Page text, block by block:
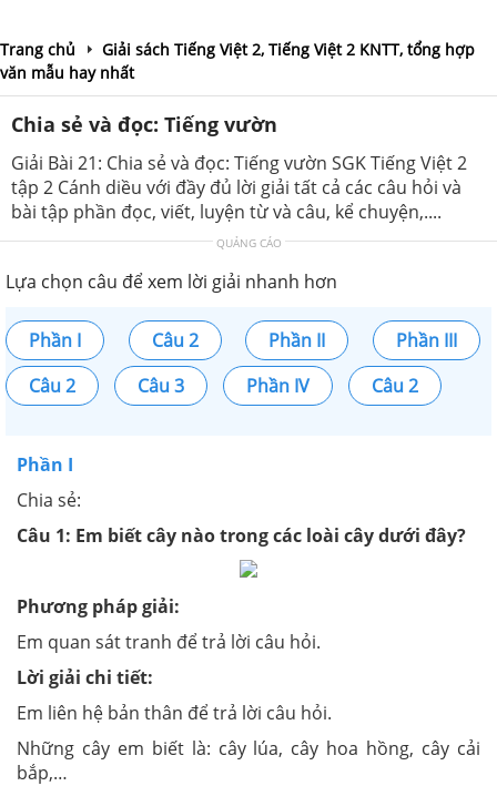
Trang chủ
Giải sách Tiếng Việt 2, Tiếng Việt 2 KNTT, tổng hợp
văn mẫu hay nhất
Chia sẻ và đọc: Tiếng vườn
Giải Bài 21: Chia sẻ và đọc: Tiếng vườn SGK Tiếng Việt 2
tập 2 Cánh diều với đầy đủ lời giải tất cả các câu hỏi và
bài tập phần đọc, viết, luyện từ và câu, kể chuyện,....
QUẢNG CÁO
Lựa chọn câu để xem lời giải nhanh hơn
Phần I Câu 2 Phần II
Phần III
Câu 2
Câu 3 Phần IV Câu 2
Phần I
Chia sẻ:
Câu 1: Em biết cây nào trong các loài cây dưới đây?
Phương pháp giải:
Em quan sát tranh để trả lời câu hỏi.
Lời giải chi tiết:
Em liên hệ bản thân để trả lời câu hỏi.
Những cây em biết là: cây lúa, cây hoa hồng, cây cải
bắp,…